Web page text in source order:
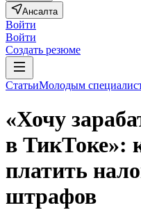
Ансалта
Войти
Войти
Создать резюме
СтатьиМолодым
«Хочу
в ТикТоке»:
платить
штрафов